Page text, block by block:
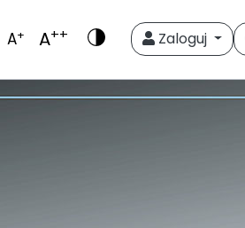
A+ A++ Zaloguj